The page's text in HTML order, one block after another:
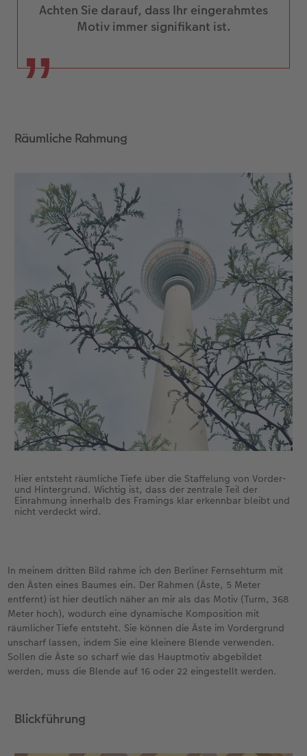
Achten Sie darauf, dass Ihr eingerahmtes
Motiv immer signifikant ist.
Räumliche Rahmung
Hier entsteht räumliche Tiefe über die Staffelung von Vorder-
und Hintergrund. Wichtig ist, dass der zentrale Teil der
Einrahmung innerhalb des Framings klar erkennbar bleibt und
nicht verdeckt wird.
In meinem dritten Bild rahme ich den Berliner Fernsehturm mit
den Ästen eines Baumes ein. Der Rahmen (Äste, 5 Meter
entfernt) ist hier deutlich näher an mir als das Motiv (Turm, 368
Meter hoch), wodurch eine dynamische Komposition mit
räumlicher Tiefe entsteht. Sie können die Äste im Vordergrund
unscharf lassen, indem Sie eine kleinere Blende verwenden.
Sollen die Äste so scharf wie das Hauptmotiv abgebildet
werden, muss die Blende auf 16 oder 22 eingestellt werden.
Blickführung